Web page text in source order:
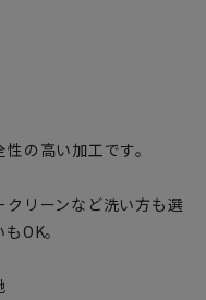
の高い加工です。
リーンなど洗い方も選
OK。